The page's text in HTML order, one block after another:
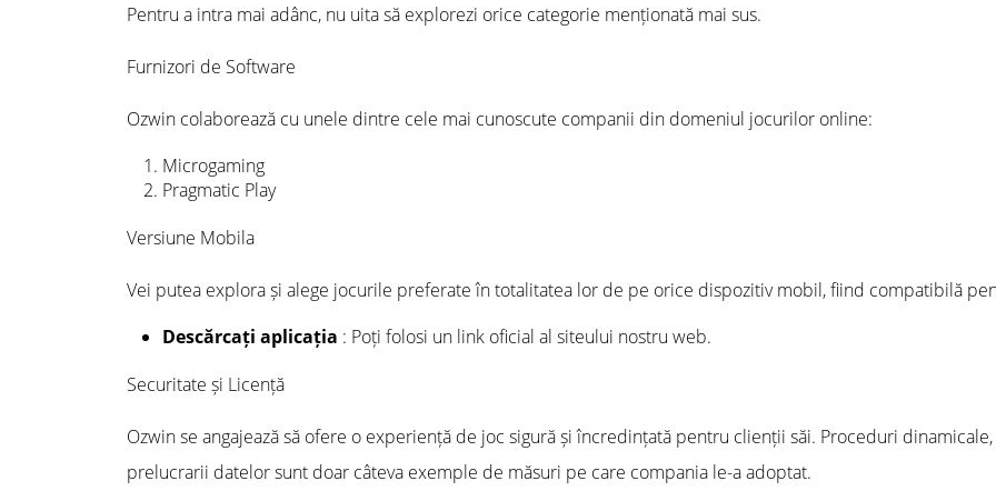
Pentru a intra mai adânc, nu uita să explorezi orice categorie menționată mai sus.
Furnizori de Software
Ozwin colaborează cu unele dintre cele mai cunoscute companii din domeniul jocurilor online:
Microgaming
Pragmatic Play
Versiune Mobila
Vei putea explora și alege jocurile preferate în totalitatea lor de pe orice dispozitiv mobil, fiind compatibilă
Descărcați aplicația : Poți folosi un link oficial al siteului nostru web.
Securitate și Licență
Ozwin se angajează să ofere o experiență de joc sigură și încredințată pentru clienții săi. Proceduri
prelucrarii datelor sunt doar câteva exemple de măsuri pe care compania le-a adoptat.